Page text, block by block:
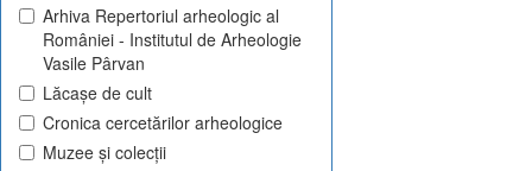
Arhiva Repertoriul arheologic al
României - Institutul de Arheologie
Vasile Pârvan
Lăcașe de cult
Cronica cercetărilor arheologice
Muzee și colecții